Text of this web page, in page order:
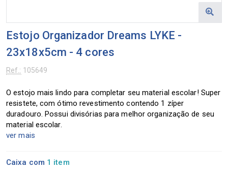
Estojo Organizador Dreams LYKE -
23x18x5cm - 4 cores
Ref.: 105649
O estojo mais lindo para completar seu material escolar! Super
resistete, com ótimo revestimento contendo 1 zíper
duradouro. Possui divisórias para melhor organização de seu
material escolar.
ver mais
Caixa com 1 item